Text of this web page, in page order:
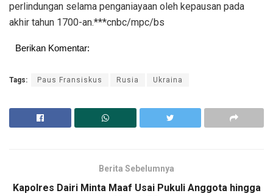
perlindungan selama penganiayaan oleh kepausan pada
akhir tahun 1700-an.***cnbc/mpc/bs
Berikan Komentar:
Tags: Paus Fransiskus Rusia Ukraina
Berita Sebelumnya
Kapolres Dairi Minta Maaf Usai Pukuli Anggota hingga